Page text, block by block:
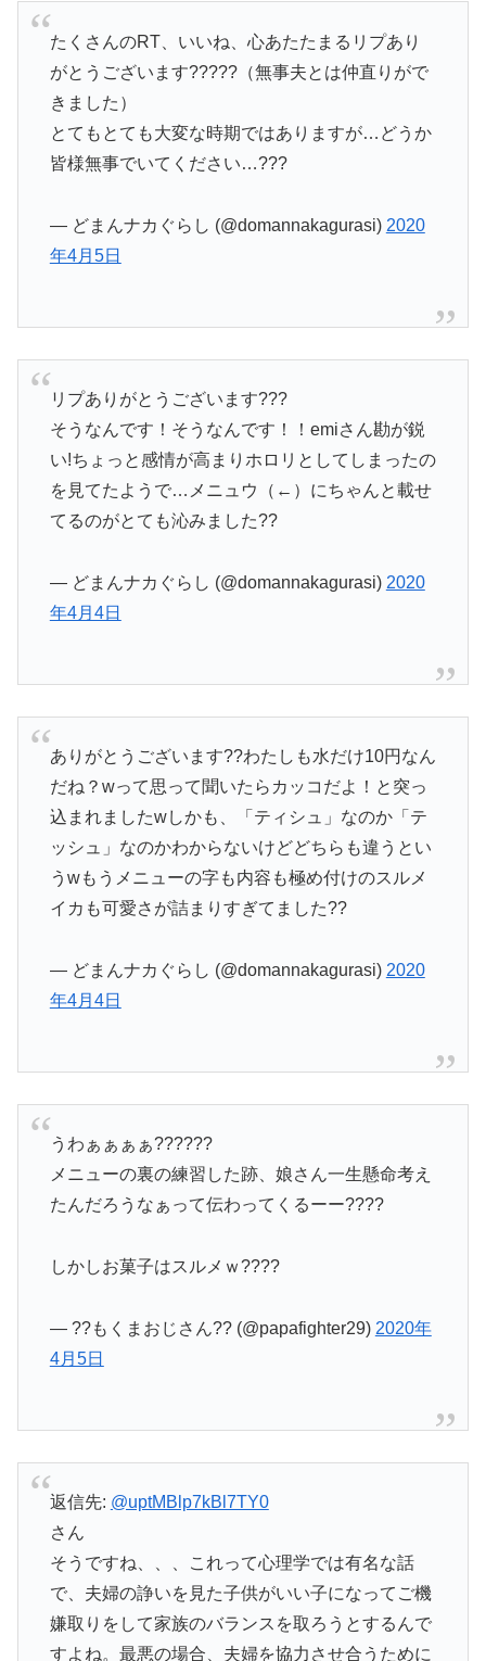
たくさんのRT、いいね、心あたたまるリプあり
がとうございます?????（無事夫とは仲直りがで
きました）
とてもとても大変な時期ではありますが…どうか
皆様無事でいてください…???
— どまんナカぐらし (@domannakagurasi) 2020
年4月5日
リプありがとうございます???
そうなんです！そうなんです！！emiさん勘が鋭
い!ちょっと感情が高まりホロリとしてしまったの
を見てたようで…メニュウ（←）にちゃんと載せ
てるのがとても沁みました??
— どまんナカぐらし (@domannakagurasi) 2020
年4月4日
ありがとうございます??わたしも水だけ10円なん
だね？wって思って聞いたらカッコだよ！と突っ
込まれましたwしかも、「ティシュ」なのか「テ
ッシュ」なのかわからないけどどちらも違うとい
うwもうメニューの字も内容も極め付けのスルメ
イカも可愛さが詰まりすぎてました??
— どまんナカぐらし (@domannakagurasi) 2020
年4月4日
うわぁぁぁぁ??????
メニューの裏の練習した跡、娘さん一生懸命考え
たんだろうなぁって伝わってくるーー????
しかしお菓子はスルメｗ????
— ??もくまおじさん?? (@papafighter29) 2020年
4月5日
返信先: @uptMBlp7kBl7TY0
さん
そうですね、、、これって心理学では有名な話
で、夫婦の諍いを見た子供がいい子になってご機
嫌取りをして家族のバランスを取ろうとするんで
すよね。最悪の場合、夫婦を協力させ合うために